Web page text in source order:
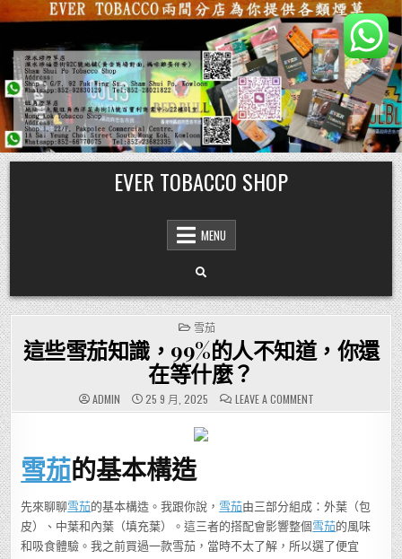
Skip
to
content
EVER TOBACCO SHOP
MENU
POSTED
IN
雪茄
這些雪茄知識，99%的人不知道，你還
在等什麼？
ADMIN 25 9 月, 2025 LEAVE A COMMENT
這
不
道，
你
還
雪茄的基本構造
先來聊聊 雪茄的基本構造。我跟你說， 雪茄由三部分組成：外葉（包
皮）、中葉和內葉（填充葉）。這三者的搭配會影響整個 雪茄的風味
和吸食體驗。我之前買過一款雪茄，當時不太了解，所以選了便宜